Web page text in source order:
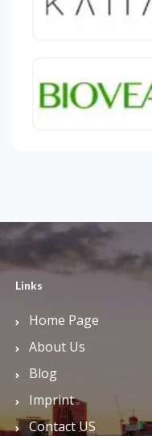
Links
Home Page
About Us
Blog
Imprint
Contact US